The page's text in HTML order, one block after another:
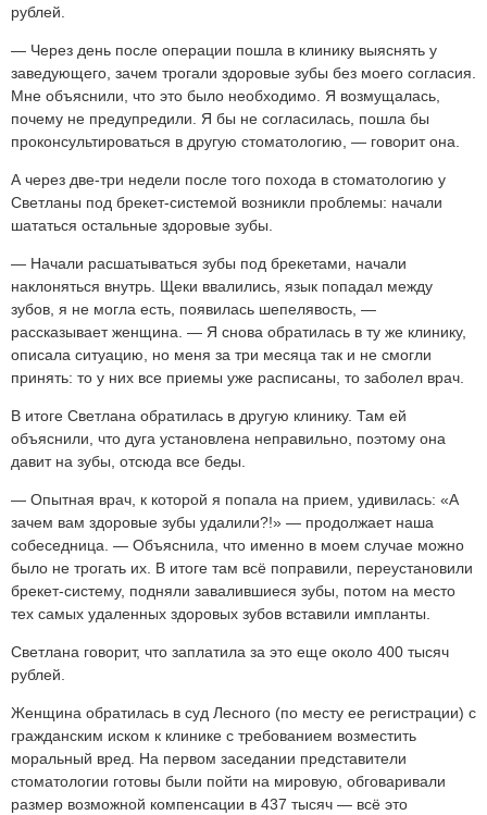
рублей.
— Через день после операции пошла в клинику выяснять у
заведующего, зачем трогали здоровые зубы без моего согласия.
Мне объяснили, что это было необходимо. Я возмущалась,
почему не предупредили. Я бы не согласилась, пошла бы
проконсультироваться в другую стоматологию, — говорит она.
А через две-три недели после того похода в стоматологию у
Светланы под брекет-системой возникли проблемы: начали
шататься остальные здоровые зубы.
— Начали расшатываться зубы под брекетами, начали
наклоняться внутрь. Щеки ввалились, язык попадал между
зубов, я не могла есть, появилась шепелявость, —
рассказывает женщина. — Я снова обратилась в ту же клинику,
описала ситуацию, но меня за три месяца так и не смогли
принять: то у них все приемы уже расписаны, то заболел врач.
В итоге Светлана обратилась в другую клинику. Там ей
объяснили, что дуга установлена неправильно, поэтому она
давит на зубы, отсюда все беды.
— Опытная врач, к которой я попала на прием, удивилась: «А
зачем вам здоровые зубы удалили?!» — продолжает наша
собеседница. — Объяснила, что именно в моем случае можно
было не трогать их. В итоге там всё поправили, переустановили
брекет-систему, подняли завалившиеся зубы, потом на место
тех самых удаленных здоровых зубов вставили импланты.
Светлана говорит, что заплатила за это еще около 400 тысяч
рублей.
Женщина обратилась в суд Лесного (по месту ее регистрации) с
гражданским иском к клинике с требованием возместить
моральный вред. На первом заседании представители
стоматологии готовы были пойти на мировую, обговаривали
размер возможной компенсации в 437 тысяч — всё это